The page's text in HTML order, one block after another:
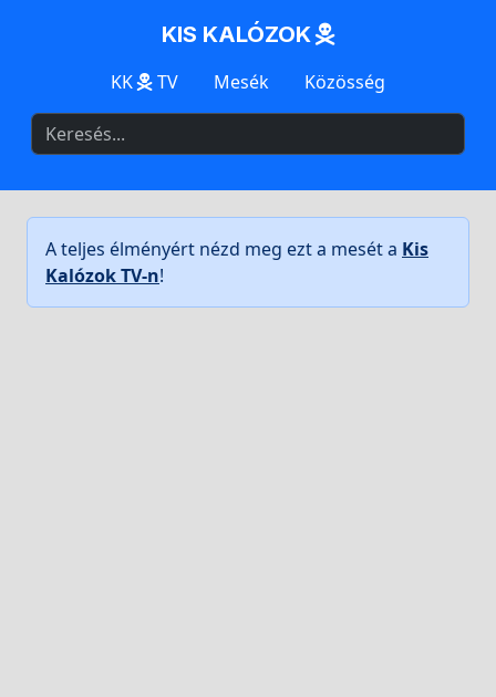
KIS KALÓZOK
KK TV Mesék Közösség
A teljes élményért nézd meg ezt a mesét a Kis
Kalózok TV-n!